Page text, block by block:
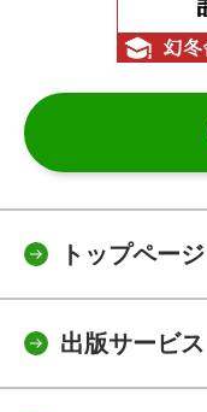
トップページ
出版サービス